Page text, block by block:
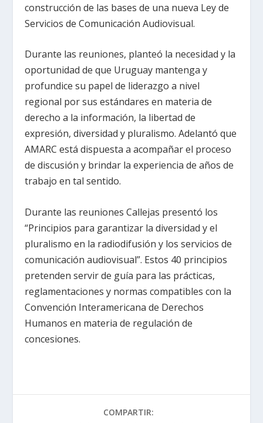
construcción de las bases de una nueva Ley de
Servicios de Comunicación Audiovisual.
Durante las reuniones, planteó la necesidad y la
oportunidad de que Uruguay mantenga y
profundice su papel de liderazgo a nivel
regional por sus estándares en materia de
derecho a la información, la libertad de
expresión, diversidad y pluralismo. Adelantó que
AMARC está dispuesta a acompañar el proceso
de discusión y brindar la experiencia de años de
trabajo en tal sentido.
Durante las reuniones Callejas presentó los
“Principios para garantizar la diversidad y el
pluralismo en la radiodifusión y los servicios de
comunicación audiovisual”. Estos 40 principios
pretenden servir de guía para las prácticas,
reglamentaciones y normas compatibles con la
Convención Interamericana de Derechos
Humanos en materia de regulación de
concesiones.
COMPARTIR: